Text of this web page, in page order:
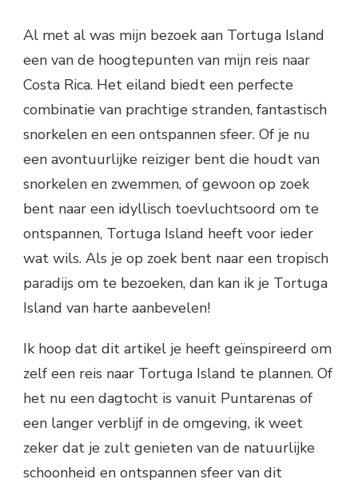
Al met al was mijn bezoek aan Tortuga Island
een van de hoogtepunten van mijn reis naar
Costa Rica. Het eiland biedt een perfecte
combinatie van prachtige stranden, fantastisch
snorkelen en een ontspannen sfeer. Of je nu
een avontuurlijke reiziger bent die houdt van
snorkelen en zwemmen, of gewoon op zoek
bent naar een idyllisch toevluchtsoord om te
ontspannen, Tortuga Island heeft voor ieder
wat wils. Als je op zoek bent naar een tropisch
paradijs om te bezoeken, dan kan ik je Tortuga
Island van harte aanbevelen!
Ik hoop dat dit artikel je heeft geïnspireerd om
zelf een reis naar Tortuga Island te plannen. Of
het nu een dagtocht is vanuit Puntarenas of
een langer verblijf in de omgeving, ik weet
zeker dat je zult genieten van de natuurlijke
schoonheid en ontspannen sfeer van dit